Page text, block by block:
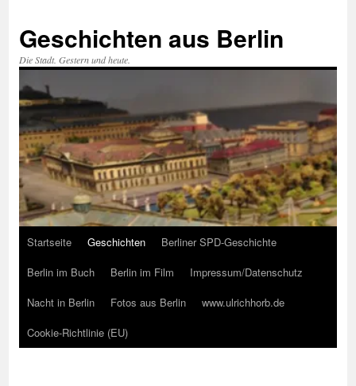
springen
Geschichten aus Berlin
Die Stadt. Gestern und heute.
Startseite Geschichten
Berliner SPD-Geschichte
Berlin im Buch
Berlin im Film
Impressum/Datenschutz
Nacht in Berlin
Fotos aus Berlin
www.ulrichhorb.de
Cookie-Richtlinie (EU)